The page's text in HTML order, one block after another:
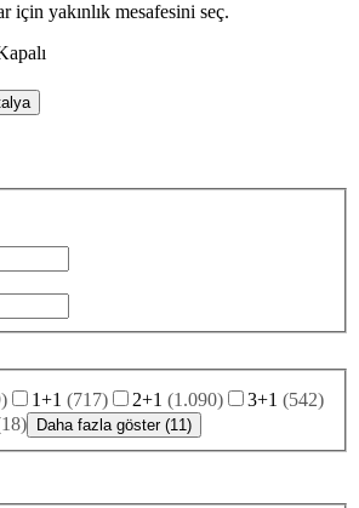
için yakınlık mesafesini seç.
) 1+1 (717) 2+1 (1.090) 3+1 (542)
18) Daha fazla göster (11)